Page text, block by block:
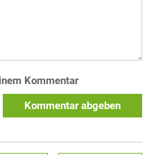
Kommentar
Kommentar abgeben